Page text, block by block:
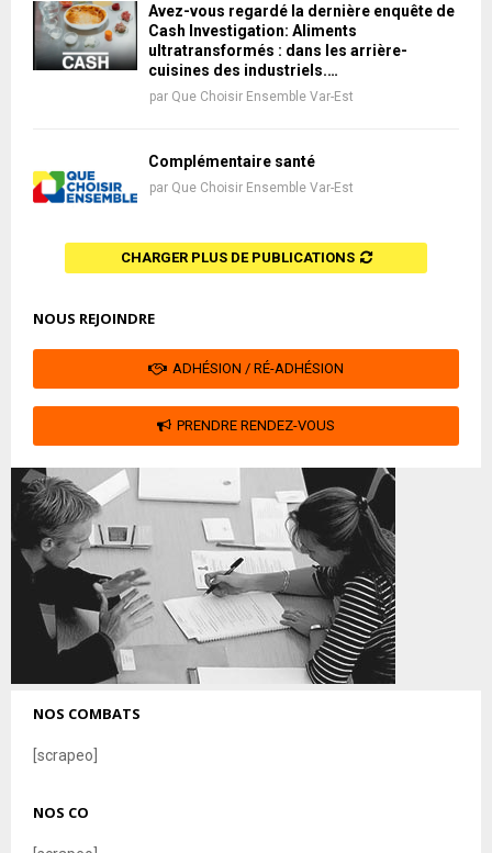
Avez-vous regardé la dernière enquête de
Cash Investigation: Aliments
ultratransformés : dans les arrière-
cuisines des industriels.…
par Que Choisir Ensemble Var-Est
Complémentaire santé
par Que Choisir Ensemble Var-Est
CHARGER PLUS DE PUBLICATIONS
NOUS REJOINDRE
ADHÉSION / RÉ-ADHÉSION
PRENDRE RENDEZ-VOUS
NOS COMBATS
[scrapeo]
NOS CO